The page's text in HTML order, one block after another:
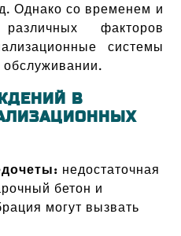
Однако со временем и
факторов
системы
В
недостаточная
бетон и
могут вызвать